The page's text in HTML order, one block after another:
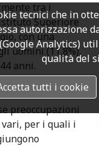
tra i
Superiore
con una
uomini (11,8%),
anni.
a
timori erano
preoccupazioni
per i quali i
tecnici che in
autorizzazione
Analytics)
qualità del
tutti i cookie